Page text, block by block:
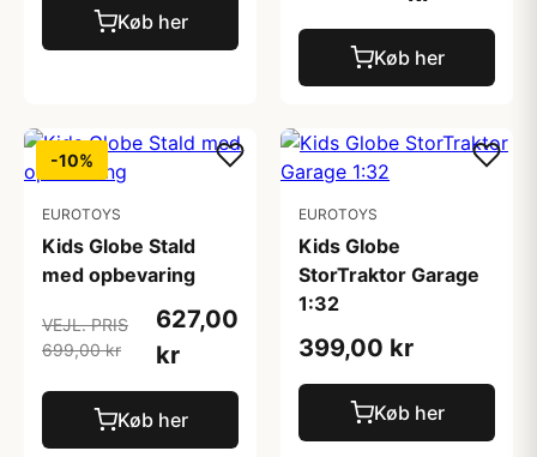
Køb her
Køb her
-10%
EUROTOYS
Kids Globe Stald
med opbevaring
VEJL. PRIS
699,00 kr
627,00
kr
Køb her
EUROTOYS
Kids Globe
StorTraktor Garage
1:32
399,00 kr
Køb her